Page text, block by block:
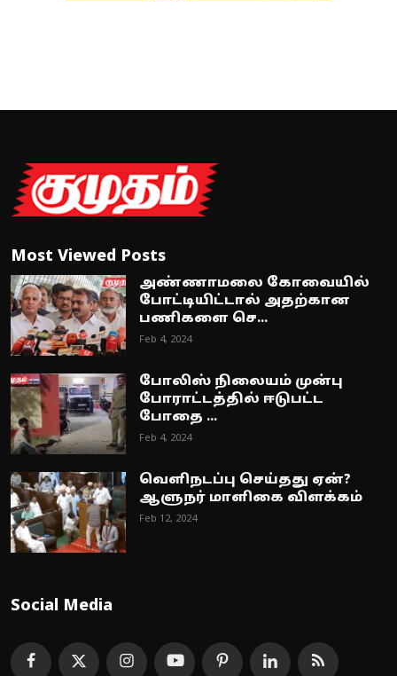
Most Viewed Posts
அண்ணாமலை கோவையில்
போட்டியிட்டால் அதற்கான
பணிகளை செ...
Feb 4, 2024
போலிஸ் நிலையம் முன்பு
போராட்டத்தில் ஈடுபட்ட
போதை ...
Feb 4, 2024
வெளிநடப்பு செய்தது ஏன்?
ஆளுநர் மாளிகை விளக்கம்
Feb 12, 2024
Social Media